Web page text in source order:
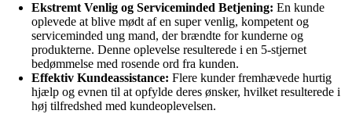
Ekstremt Venlig og Serviceminded Betjening: En kunde
oplevede at blive mødt af en super venlig, kompetent og
serviceminded ung mand, der brændte for kunderne og
produkterne. Denne oplevelse resulterede i en 5-stjernet
bedømmelse med rosende ord fra kunden.
Effektiv Kundeassistance: Flere kunder fremhævede hurtig
hjælp og evnen til at opfylde deres ønsker, hvilket resulterede i
høj tilfredshed med kundeoplevelsen.